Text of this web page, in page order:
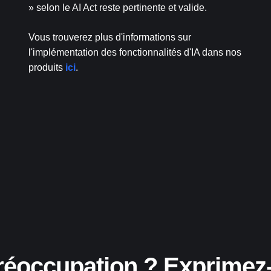
» selon le AI Act reste pertinente et valide.
Vous trouverez plus d'informations sur
l'implémentation des fonctionnalités d'IA dans nos
produits ici.